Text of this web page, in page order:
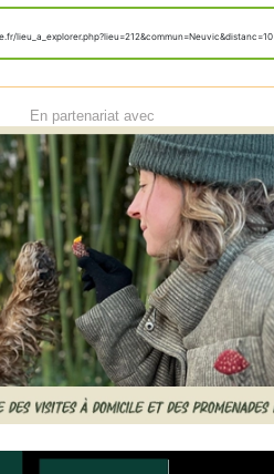
lieu_a_explorer.php?lieu=212&commun=Neuvic&distanc=10
En partenariat avec